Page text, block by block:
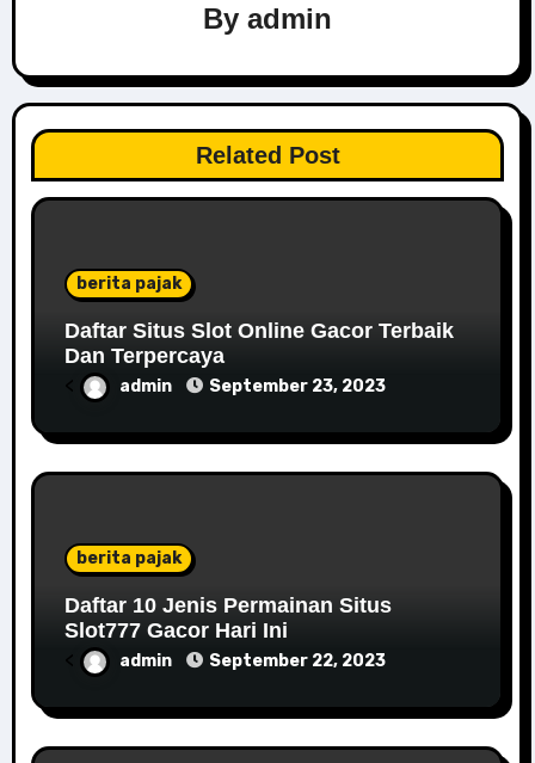
By admin
Related Post
berita pajak
Daftar Situs Slot Online Gacor Terbaik
Dan Terpercaya
< admin September 23, 2023
berita pajak
Daftar 10 Jenis Permainan Situs
Slot777 Gacor Hari Ini
< admin September 22, 2023